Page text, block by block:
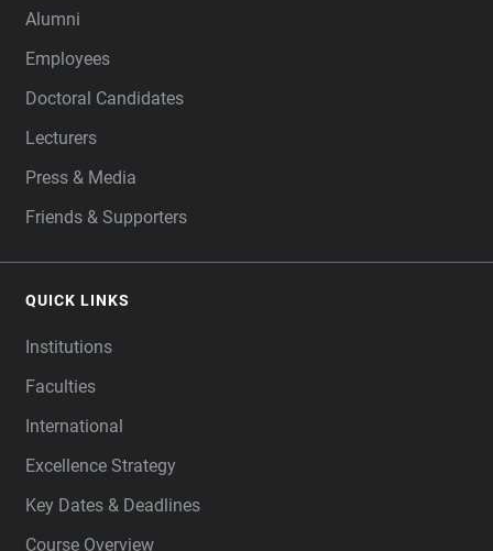
Alumni
Employees
Doctoral Candidates
Lecturers
Press & Media
Friends & Supporters
QUICK LINKS
Institutions
Faculties
International
Excellence Strategy
Key Dates & Deadlines
Course Overview